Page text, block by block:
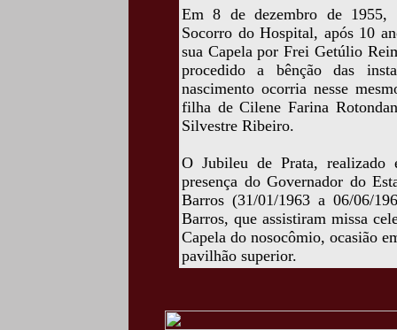
Em 8 de dezembro de 1955,
Socorro do Hospital, após 10
sua Capela por Frei Getúlio
procedido a bênção das
nascimento ocorria nesse
filha de Cilene Farina
Silvestre Ribeiro.
O Jubileu de Prata,
presença do Governador do
Barros (31/01/1963 a 06/06/
Barros, que assistiram missa
Capela do nosocômio, ocasião
pavilhão superior.